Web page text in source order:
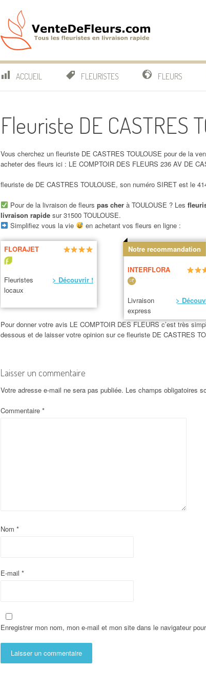
VenteDeFleurs.com
ACCUEIL FLEURISTES FLEURS
Fleuriste DE CASTRES
Vous cherchez un fleuriste DE CASTRES TOULOUSE pour de la
acheter des fleurs ici : LE COMPTOIR DES FLEURS 236 AV DE
fleuriste de DE CASTRES TOULOUSE, son numéro SIRET est le
Pour de la livraison de fleurs pas cherà TOULOUSE ? Les
livraison rapide sur 31500 TOULOUSE.
Simplifiez vous la vie
en achetant vos fleurs en ligne :
FLORAJET
Fleuristes
locaux
> Découvrir !
Notre recommandation
INTERFLORA
Livraison
express
>
Pour donner votre avis LE COMPTOIR DES FLEURS c’est très
dessous et de laisser votre opinion sur ce fleuriste DE CASTRES
Laisser un commentaire
Votre adresse e-mail ne sera pas publiée. Les champs obligatoires
Commentaire *
Nom *
E-mail *
Enregistrer mon nom, mon e-mail et mon site dans le navigateur